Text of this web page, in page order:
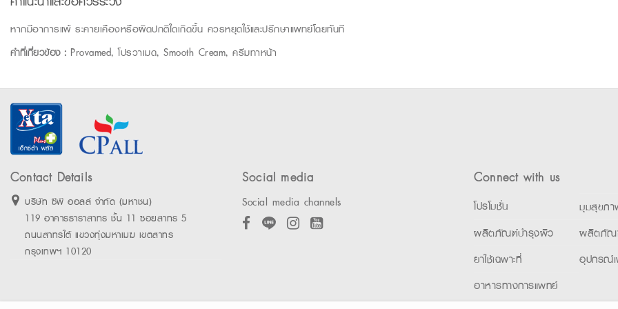
หากมีอาการแพ้ ระคายเคืองหรือผิดปกติใดเกิดขึ้น ควรหยุดใช้และปรึกษาแพทย์โดยทันที
คำที่เกี่ยวข้อง : Provamed, โปรวาเมด, Smooth Cream, ครีมทาหน้า
Contact Details
บริษัท ซีพี ออลล์ จำกัด (มหาชน)
119 อาคารธาราสาทร ชั้น 11 ซอยสาทร 5
ถนนสาทรใต้ แขวงทุ่งมหาเมฆ เขตสาทร
กรุงเทพฯ 10120
Social media
Social media channels
Connect with us
โปรโมชั่น
มุมสุขภ
ผลิตภัณฑ์บำรุงผิว
ผลิตภัณ
ยาใช้เฉพาะที่
อุปกรณ์
อาหารทางการแพทย์